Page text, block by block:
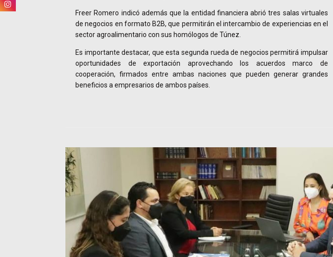
Freer Romero indicó además que la entidad financiera abrió tres salas virtuales
de negocios en formato B2B, que permitirán el intercambio de experiencias en el
sector agroalimentario con sus homólogos de Túnez.
Es importante destacar, que esta segunda rueda de negocios permitirá impulsar
oportunidades de exportación aprovechando los acuerdos marco de
cooperación, firmados entre ambas naciones que pueden generar grandes
beneficios a empresarios de ambos países.